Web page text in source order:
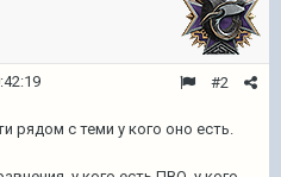
#2
рядом с теми у кого оно есть.